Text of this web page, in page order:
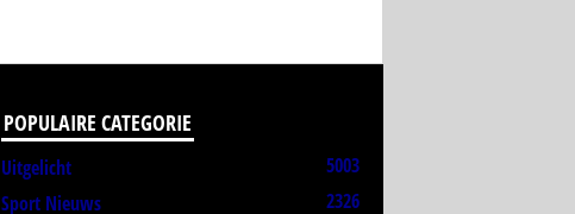
POPULAIRE CATEGORIE
Uitgelicht
5003
Sport Nieuws
2326